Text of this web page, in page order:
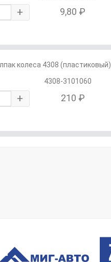
+ 9,80 ₽
колеса 4308 (пластиковый)
4308-3101060
+ 210 ₽